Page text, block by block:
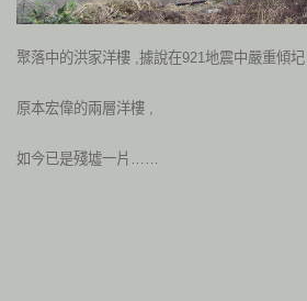
聚落中的洪家洋樓 ,據說在921地震中嚴重傾圮 ,
原本宏偉的兩層洋樓 ,
如今已是殘墟一片……